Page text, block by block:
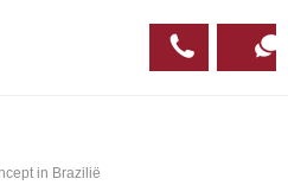
in Brazilië